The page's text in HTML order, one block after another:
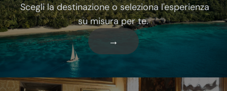
Scegli la destinazione o seleziona l'esperienza
su misura per te.
→